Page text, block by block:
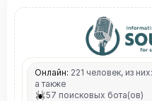
Онлайн: 221 человек, из
а также
57 поисковых бота(ов)